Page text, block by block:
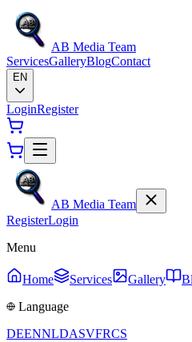
AB Media Team
ServicesGalleryBlogContact
EN
LoginRegister
AB Media Team
RegisterLogin
Menu
Home Services Gallery
Language
DEENNLDASVFRCS